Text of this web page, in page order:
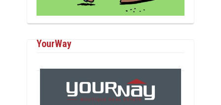
YourWay